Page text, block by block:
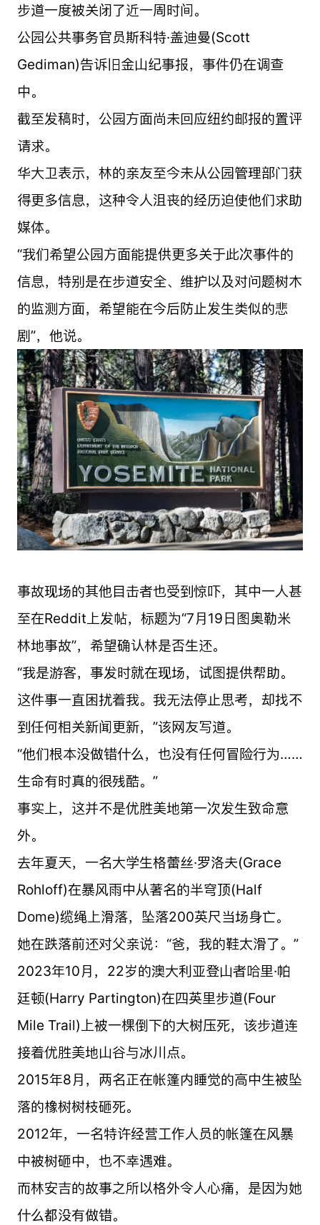
步道一度被关闭了近一周时间。
公园公共事务官员斯科特·盖迪曼(Scott
Gediman)告诉旧金山纪事报，事件仍在调查
中。
截至发稿时，公园方面尚未回应纽约邮报的置评
请求。
华大卫表示，林的亲友至今未从公园管理部门获
得更多信息，这种令人沮丧的经历迫使他们求助
媒体。
“我们希望公园方面能提供更多关于此次事件的
信息，特别是在步道安全、维护以及对问题树木
的监测方面，希望能在今后防止发生类似的悲
剧”，他说。
事故现场的其他目击者也受到惊吓，其中一人甚
至在Reddit上发帖，标题为“7月19日图奥勒米
林地事故”，希望确认林是否生还。
“我是游客，事发时就在现场，试图提供帮助。
这件事一直困扰着我。我无法停止思考，却找不
到任何相关新闻更新，”该网友写道。
“他们根本没做错什么，也没有任何冒险行为……
生命有时真的很残酷。”
事实上，这并不是优胜美地第一次发生致命意
外。
去年夏天，一名大学生格蕾丝·罗洛夫(Grace
Rohloff)在暴风雨中从著名的半穹顶(Half
Dome)缆绳上滑落，坠落200英尺当场身亡。
她在跌落前还对父亲说：“爸，我的鞋太滑了。”
2023年10月，22岁的澳大利亚登山者哈里·帕
廷顿(Harry Partington)在四英里步道(Four
Mile Trail)上被一棵倒下的大树压死，该步道连
接着优胜美地山谷与冰川点。
2015年8月，两名正在帐篷内睡觉的高中生被坠
落的橡树树枝砸死。
2012年，一名特许经营工作人员的帐篷在风暴
中被树砸中，也不幸遇难。
而林安吉的故事之所以格外令人心痛，是因为她
什么都没有做错。